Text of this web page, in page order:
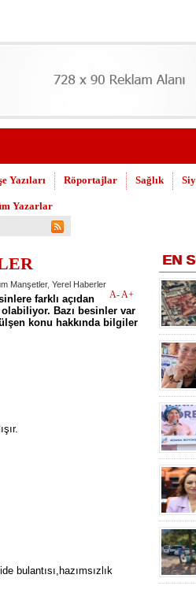
Yazıları Röportajlar Sağlık
Yazarlar
Manşetler, Yerel Haberler
A-A+
farklı açıdan
Bazı besinler var
konu hakkında bilgiler
bulantısı,hazımsızlık
EN